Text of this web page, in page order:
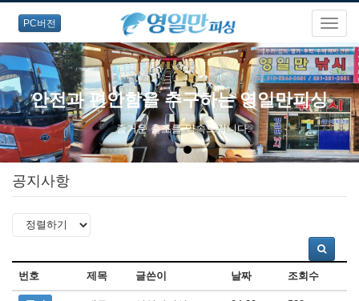
PC버전
안전과 편안함을 추구하는 영일만피싱
즐거운 출조를 약속드립니다.
공지사항
번호 제목 글쓴이 날짜 조회수